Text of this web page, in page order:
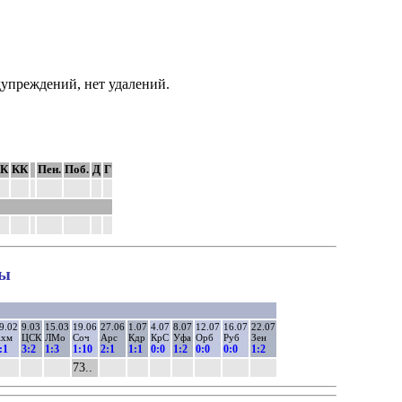
нет удалений.
КК Пен. Поб. Д Г
9.03
ЦСК
3:2
15.03
ЛМо
1:3
19.06
Соч
1:10
27.06
Арс
2:1
1.07
Кдр
1:1
4.07
КрС
0:0
8.07
Уфа
1:2
12.07
Орб
0:0
16.07
Руб
0:0
22.07
Зен
1:2
73..